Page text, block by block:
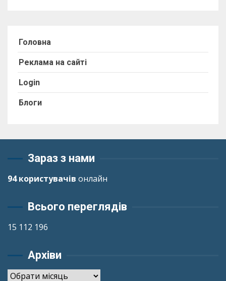
Головна
Реклама на сайті
Login
Блоги
Зараз з нами
94 користувачів онлайн
Всього переглядів
15 112 196
Архіви
Архіви